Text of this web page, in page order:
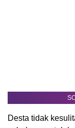
Desta tidak